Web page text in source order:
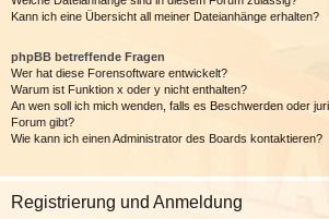
Kann ich eine Übersicht all meiner Dateianhänge erhalten?
phpBB betreffende Fragen
Wer hat diese Forensoftware entwickelt?
Warum ist Funktion x oder y nicht enthalten?
An wen soll ich mich wenden, falls es Beschwerden oder
Forum gibt?
Wie kann ich einen Administrator des Boards kontaktieren?
Registrierung und Anmeldung